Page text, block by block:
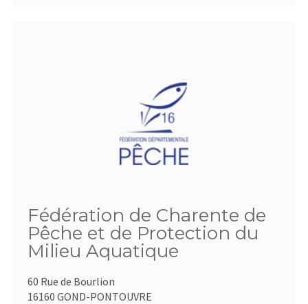
Fédération de Charente de
Pêche et de Protection du
Milieu Aquatique
60 Rue de Bourlion
16160 GOND-PONTOUVRE